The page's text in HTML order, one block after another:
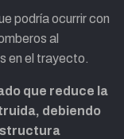
podría ocurrir con
al
en el trayecto.
que reduce la
debiendo